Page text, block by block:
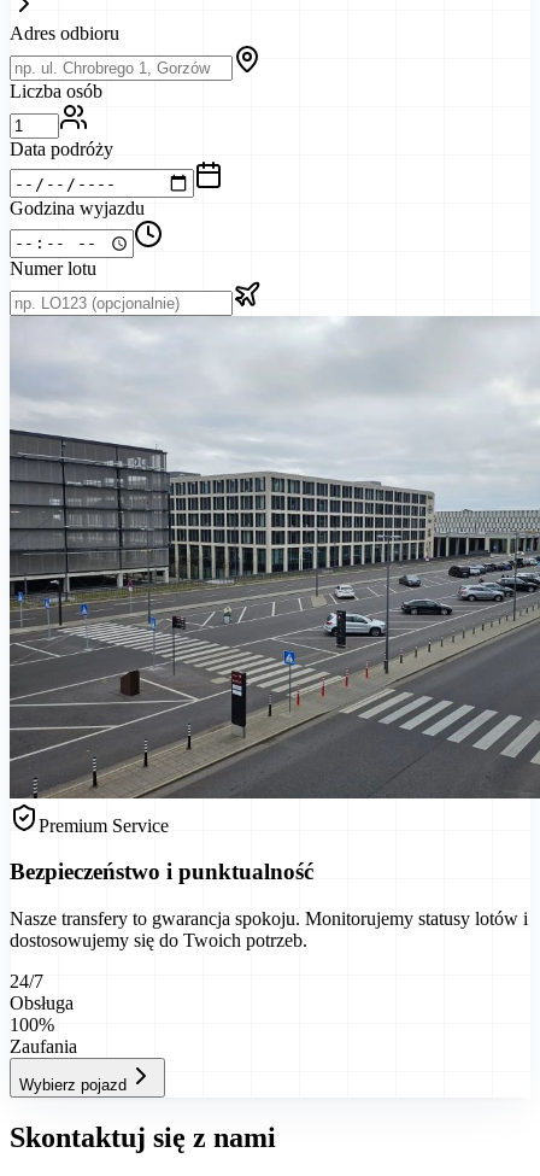
Adres odbioru
Liczba osób
Data podróży
Godzina wyjazdu
Numer lotu
Premium Service
Bezpieczeństwo i punktualność
Nasze transfery to gwarancja spokoju. Monitorujemy statusy lotów i
dostosowujemy się do Twoich potrzeb.
24/7
Obsługa
100%
Zaufania
Wybierz pojazd
Skontaktuj się z nami